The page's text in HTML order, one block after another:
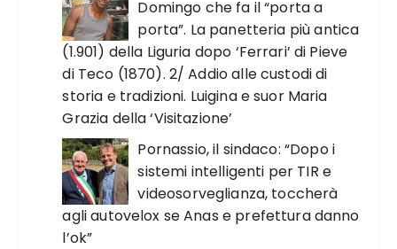
Domingo che fa il “porta a
porta”. La panetteria più antica
(1.901) della Liguria dopo ‘Ferrari’ di Pieve
di Teco (1870). 2/ Addio alle custodi di
storia e tradizioni. Luigina e suor Maria
Grazia della ‘Visitazione’
Pornassio, il sindaco: “Dopo i
sistemi intelligenti per TIR e
videosorveglianza, toccherà
agli autovelox se Anas e prefettura danno
l’ok”